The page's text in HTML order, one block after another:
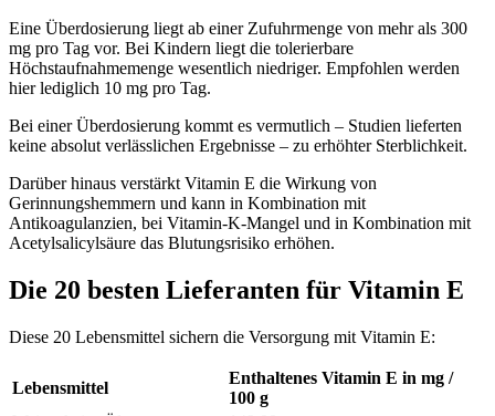
Eine Überdosierung liegt ab einer Zufuhrmenge von mehr als 300
mg pro Tag vor. Bei Kindern liegt die tolerierbare
Höchstaufnahmemenge wesentlich niedriger. Empfohlen werden
hier lediglich 10 mg pro Tag.
Bei einer Überdosierung kommt es vermutlich – Studien lieferten
keine absolut verlässlichen Ergebnisse – zu erhöhter Sterblichkeit.
Darüber hinaus verstärkt Vitamin E die Wirkung von
Gerinnungshemmern und kann in Kombination mit
Antikoagulanzien, bei Vitamin-K-Mangel und in Kombination mit
Acetylsalicylsäure das Blutungsrisiko erhöhen.
Die 20 besten Lieferanten für Vitamin E
Diese 20 Lebensmittel sichern die Versorgung mit Vitamin E:
Lebensmittel
Enthaltenes Vitamin E in mg /
100 g